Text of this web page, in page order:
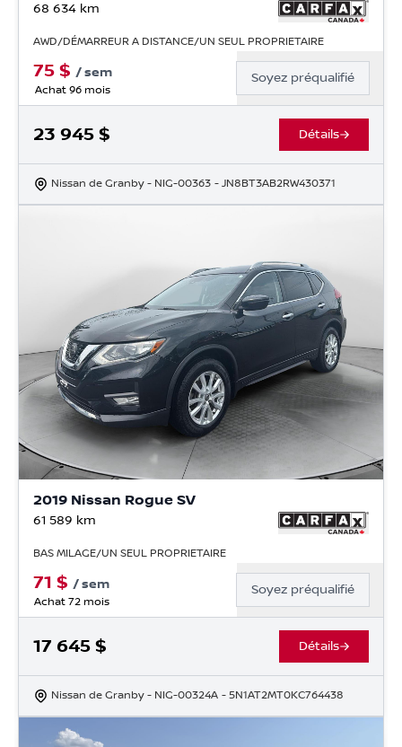
68 634 km
AWD/DÉMARREUR A DISTANCE/UN SEUL PROPRIETAIRE
75 $ /sem
Achat 96 mois
Soyez préqualifié
23 945 $ Détails
Nissan de Granby - NIG-00363 - JN8BT3AB2RW430371
2019 Nissan Rogue SV
61 589 km
BAS MILAGE/UN SEUL PROPRIETAIRE
71 $ /sem
Achat 72 mois
Soyez préqualifié
17 645 $ Détails
Nissan de Granby - NIG-00324A - 5N1AT2MT0KC764438